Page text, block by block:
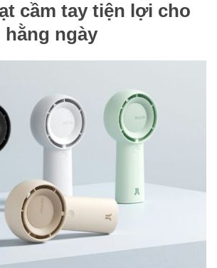
cầm tay tiện lợi cho
ngày